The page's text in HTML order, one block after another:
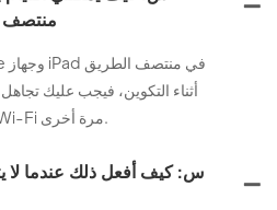
منتصف
أثناء التكوين، فيجب عليك
التكوين في واجهة إعداد Wi-Fi مرة أخرى.
س: كيف أفعل ذلك عندما لا